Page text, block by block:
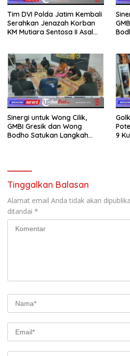
Tim DVI Polda Jatim Kembali
Serahkan Jenazah Korban
KM Mutiara Sentosa II Asal
Sinergi untuk Wong Cilik,
GMBI Gresik dan Wong
Bodho Satukan Langkah
9
Tinggalkan Balasan
Alamat email Anda tidak akan
ditandai *